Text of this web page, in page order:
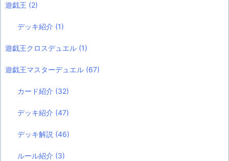
遊戯王 (2)
デッキ紹介 (1)
遊戯王クロスデュエル (1)
遊戯王マスターデュエル (67)
カード紹介 (32)
デッキ紹介 (47)
デッキ解説 (46)
ルール紹介 (3)